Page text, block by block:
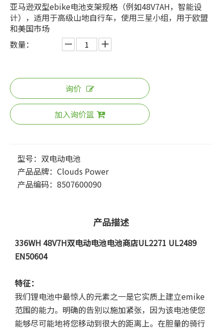
亚马逊双型ebike电池支架规格（例如48V7AH，智能设
计），适用于高级山地自行车，使用三星小组，用于欧盟
和美国市场
数量：
询价
加入询价篮
型号： 双电动电池
产品品牌： Clouds Power
产品编码： 8507600090
产品描述
336WH 48V7H双电动电池电池商店UL2271 UL2489
EN50604
特征：
我们锂电池中最惊人的元素之一是它实质上建立emike
范围的能力。明确的告别以施加紧张，因为该电池使您
能够尽可能地将您移动到很大的距离上。在胆量的骑行